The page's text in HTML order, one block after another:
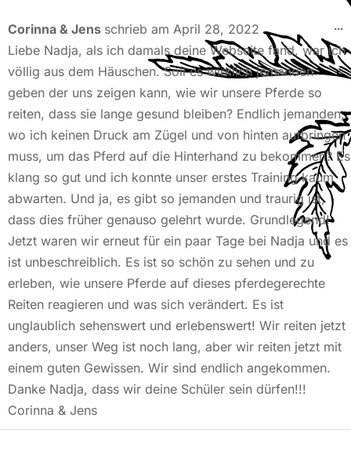
Corinna & Jens schrieb am April 28, 2022
Liebe Nadja, als ich damals deine Webseite fand, war ich
völlig aus dem Häuschen. Soll es wirklich jemanden
geben der uns zeigen kann, wie wir unsere Pferde so
reiten, dass sie lange gesund bleiben? Endlich jemanden,
wo ich keinen Druck am Zügel und von hinten aufbringen
muss, um das Pferd auf die Hinterhand zu bekommen? Es
klang so gut und ich konnte unser erstes Training kaum
abwarten. Und ja, es gibt so jemanden und traurig ist,
dass dies früher genauso gelehrt wurde. Grundlegend!
Jetzt waren wir erneut für ein paar Tage bei Nadja und es
ist unbeschreiblich. Es ist so schön zu sehen und zu
erleben, wie unsere Pferde auf dieses pferdegerechte
Reiten reagieren und was sich verändert. Es ist
unglaublich sehenswert und erlebenswert! Wir reiten jetzt
anders, unser Weg ist noch lang, aber wir reiten jetzt mit
einem guten Gewissen. Wir sind endlich angekommen.
Danke Nadja, dass wir deine Schüler sein dürfen!!!
Corinna & Jens
...